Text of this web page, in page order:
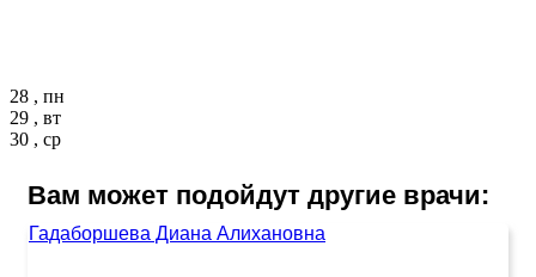
28 , пн
29 , вт
30 , ср
Вам может подойдут другие врачи:
Гадаборшева Диана Алихановна